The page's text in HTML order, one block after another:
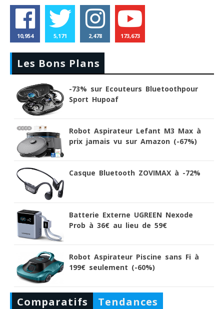
10,954 5,171 2,478 173,673
Les Bons Plans
-73% sur Ecouteurs Bluetoothpour
Sport Hupoaf
Robot Aspirateur Lefant M3 Max à
prix jamais vu sur Amazon (-67%)
Casque Bluetooth ZOVIMAX à -72%
Batterie Externe UGREEN Nexode
Prob à 36€ au lieu de 59€
Robot Aspirateur Piscine sans Fi à
199€ seulement (-60%)
Comparatifs Tendances